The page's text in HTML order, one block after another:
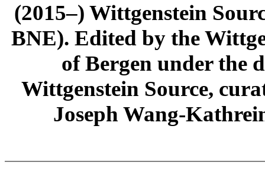
(2015–) Wittgenstein
BNE). Edited by the
of Bergen under the
Wittgenstein Source,
Joseph Wang-